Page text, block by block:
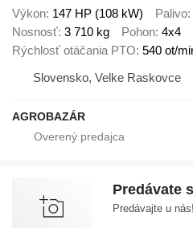
Výkon 147 HP (108 kW) Palivo
Nosnosť 3 710 kg Pohon 4x4
Rýchlosť otáčania PTO 540 ot/
Slovensko, Velke Raskovce
AGROBAZÁR
Predávate
Predávajte u nás!